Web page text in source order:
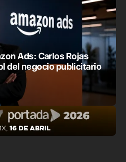
Ads: Carlos Rojas
del negocio publicitario